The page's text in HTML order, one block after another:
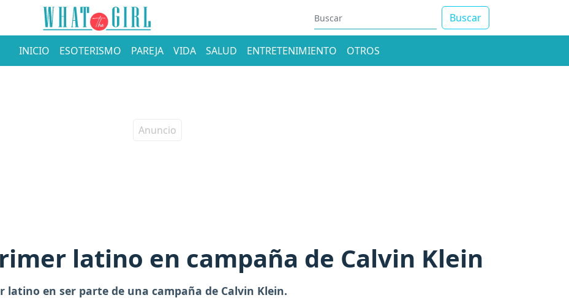
Buscar
INICIO ESOTERISMO PAREJA VIDA SALUD ENTRETENIMIENTO OTROS
latino en campaña de Calvin Klein
latino en ser parte de una campaña de Calvin Klein.